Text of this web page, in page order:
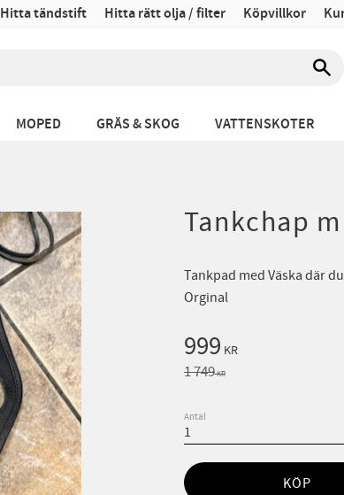
Hitta tändstift Hitta rätt olja / filter Köpvillkor
MOPED GRÄS & SKOG VATTENSKOTER
Tankchap
Tankpad med Väska där
Orginal
Nedsatt pris:
999 KR
Ordinarie pris:
1 749KR
Antal
KÖP